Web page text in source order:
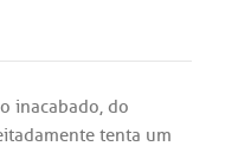
inacabado, do
tenta um